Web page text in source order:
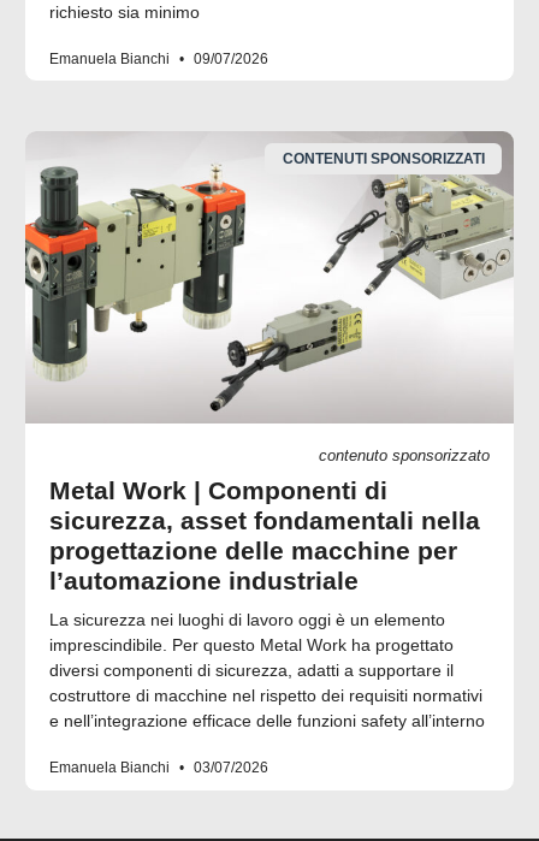
richiesto sia minimo
Emanuela Bianchi 09/07/2026
CONTENUTI SPONSORIZZATI
contenuto sponsorizzato
Metal Work | Componenti di
sicurezza, asset fondamentali nella
progettazione delle macchine per
l’automazione industriale
La sicurezza nei luoghi di lavoro oggi è un elemento
imprescindibile. Per questo Metal Work ha progettato
diversi componenti di sicurezza, adatti a supportare il
costruttore di macchine nel rispetto dei requisiti normativi
e nell’integrazione efficace delle funzioni safety all’interno
Emanuela Bianchi 03/07/2026